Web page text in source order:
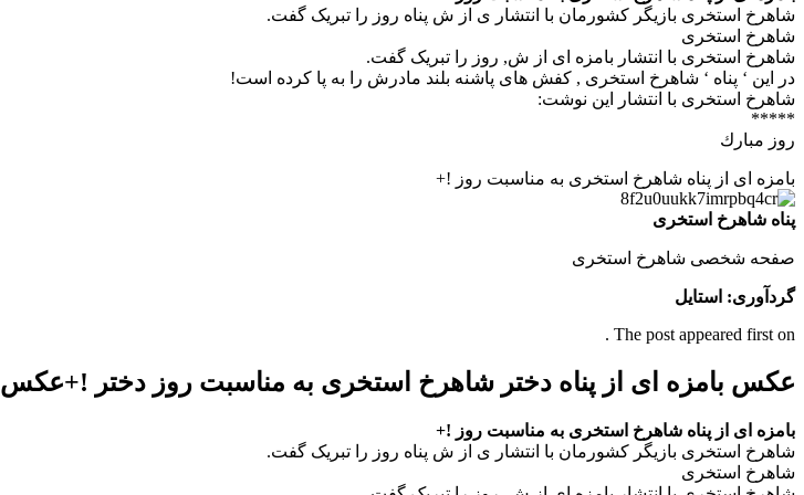
شاهرخ استخری بازیگر کشورمان با انتشار ی از ش پناه روز را تبریک گفت.
شاهرخ استخری
شاهرخ استخری با انتشار بامزه ای از ش, روز را تبریک گفت.
در این ‘ پناه ‘ شاهرخ استخری , کفش های پاشنه بلند مادرش را به پا کرده است!
شاهرخ استخری با انتشار این نوشت:
*****
روز مبارك
بامزه ای از پناه شاهرخ استخری به مناسبت روز !+
پناه شاهرخ استخری
صفحه شخصی شاهرخ استخری
گردآوری: استایل
The post appeared first on .
عکس بامزه ای از پناه دختر شاهرخ استخری به مناسبت روز دختر !+عکس
بامزه ای از پناه شاهرخ استخری به مناسبت روز !+
شاهرخ استخری بازیگر کشورمان با انتشار ی از ش پناه روز را تبریک گفت.
شاهرخ استخری